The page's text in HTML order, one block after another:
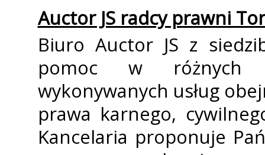
Auctor JS radcy prawni
Biuro Auctor JS z
pomoc w różnych
wykonywanych usług
prawa karnego,
Kancelaria proponuje